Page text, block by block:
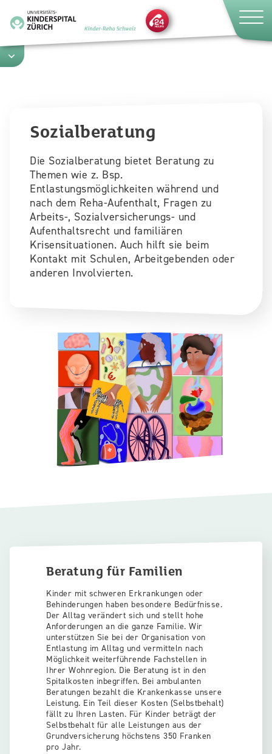
zum
Inhalt
Sozialberatung
Die Sozialberatung bietet Beratung zu
Themen wie z. Bsp.
Entlastungsmöglichkeiten während und
nach dem Reha-Aufenthalt, Fragen zu
Arbeits-, Sozialversicherungs- und
Aufenthaltsrecht und familiären
Krisensituationen. Auch hilft sie beim
Kontakt mit Schulen, Arbeitgebenden oder
anderen Involvierten.
Beratung für Familien
Kinder mit schweren Erkrankungen oder
Behinderungen haben besondere Bedürfnisse.
Der Alltag verändert sich und stellt hohe
Anforderungen an die ganze Familie. Wir
unterstützen Sie bei der Organisation von
Entlastung im Alltag und vermitteln nach
Möglichkeit weiterführende Fachstellen in
Ihrer Wohnregion. Die Beratung ist in den
Spitalkosten inbegriffen. Bei ambulanten
Beratungen bezahlt die Krankenkasse unsere
Leistung. Ein Teil dieser Kosten (Selbstbehalt)
fällt zu Ihren Lasten. Für Kinder beträgt der
Selbstbehalt für alle Leistungen aus der
Grundversicherung höchstens 350 Franken
pro Jahr.